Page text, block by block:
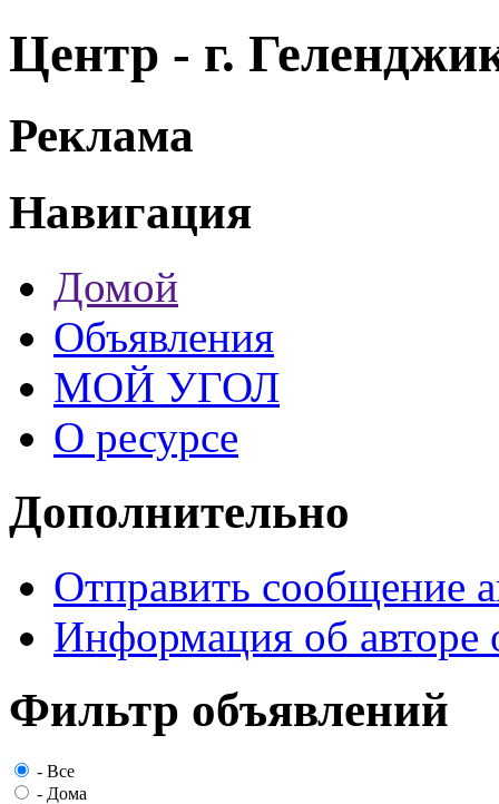
Центр - г.
Реклама
Навигация
Домой
Объявления
МОЙ УГОЛ
О ресурсе
Дополнительно
Отправить сообщение
Информация об авторе
Фильтр объявлений
- Все
- Дома